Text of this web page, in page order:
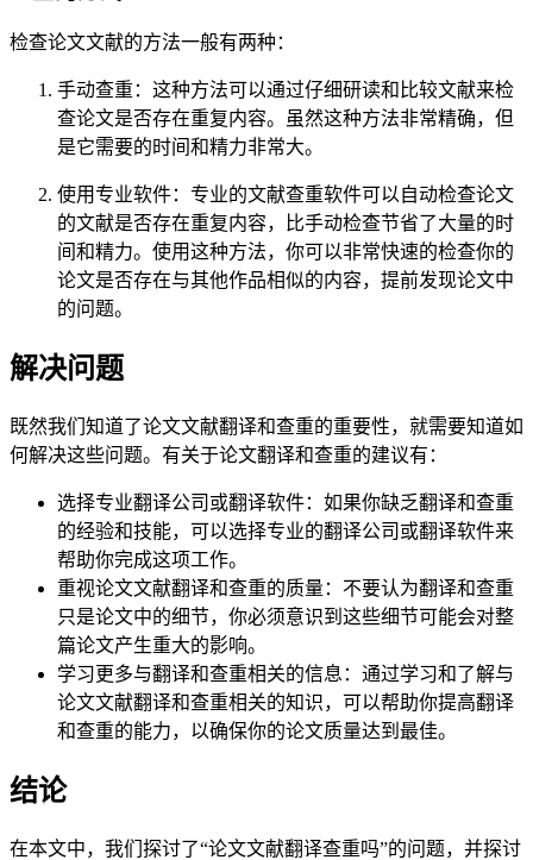
检查论文文献的方法一般有两种：
手动查重：这种方法可以通过仔细研读和比较文献来检
查论文是否存在重复内容。虽然这种方法非常精确，但
是它需要的时间和精力非常大。
使用专业软件：专业的文献查重软件可以自动检查论文
的文献是否存在重复内容，比手动检查节省了大量的时
间和精力。使用这种方法，你可以非常快速的检查你的
论文是否存在与其他作品相似的内容，提前发现论文中
的问题。
解决问题
既然我们知道了论文文献翻译和查重的重要性，就需要知道如
何解决这些问题。有关于论文翻译和查重的建议有：
选择专业翻译公司或翻译软件：如果你缺乏翻译和查重
的经验和技能，可以选择专业的翻译公司或翻译软件来
帮助你完成这项工作。
重视论文文献翻译和查重的质量：不要认为翻译和查重
只是论文中的细节，你必须意识到这些细节可能会对整
篇论文产生重大的影响。
学习更多与翻译和查重相关的信息：通过学习和了解与
论文文献翻译和查重相关的知识，可以帮助你提高翻译
和查重的能力，以确保你的论文质量达到最佳。
结论
在本文中，我们探讨了“论文文献翻译查重吗”的问题，并探讨